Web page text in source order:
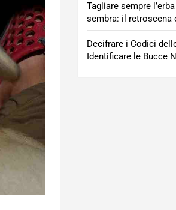
Tagliare sempre
sembra: il retroscena
Decifrare i Codici
Identificare le Bucce